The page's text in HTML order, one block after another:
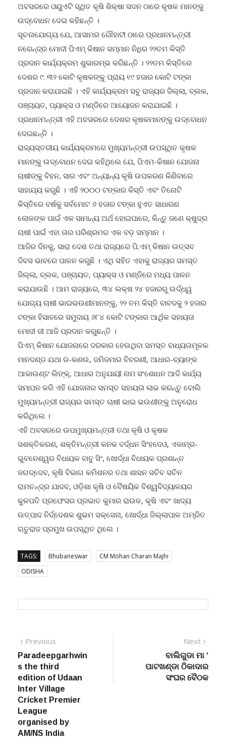
ଅବସରରେ ଓୟୁଏଟି ସ୍ଥିତ କୃଷି ଶିକ୍ଷା ସଦନ ଠାରେ କୃଷକ ମାନଙ୍କୁ
ଉଦ୍ବୋଧନ ଦେଇ କହିଛନ୍ତି ।
ସୂଚନାଯୋଗ୍ୟ ଯେ, ଆସାମର ଗୌହାଟୀ ଠାରେ ପ୍ରଧାନମନ୍ତ୍ରୀ
ନରେନ୍ଦ୍ର ମୋଦୀ ପିଏମ୍ କିଷାନ ସମ୍ମାନ ନିଧିର ୨୨ତମ କିସ୍ତି
ପ୍ରଦାନ କାର୍ଯ୍ୟକ୍ରମ ଶୁଭାରମ୍ଭ କରିଛନ୍ତି । ୨୨ତମ କିସ୍ତିରେ
ଦେଶର ୯. ୩୨ କୋଟି କୃଷକଙ୍କୁ ପ୍ରାୟ ୧୯ ହଜାର କୋଟି ଟଙ୍କା
ପ୍ରଦାନ କରାଯାଇଛି । ଏହି କାର୍ଯ୍ୟକ୍ରମ ସବୁ ରାଜ୍ୟର ଜିଲ୍ଲା, ବ୍ଲକ,
ପଞ୍ଚାୟତ, ପ୍ୟାକ୍ସ ଓ ମଣ୍ଡିରେ ଆୟୋଜନ କରାଯାଇଛି ।
ପ୍ରଧାନମନ୍ତ୍ରୀ ଏହି ଅବସରରେ ଦେଶର କୃଷକମାନଙ୍କୁ ଉଦ୍ବୋଧନ
ଦେଇଛନ୍ତି ।
ରାଜ୍ୟସ୍ତରୀୟ କାର୍ଯ୍ୟକ୍ରମରେ ମୁଖ୍ୟମନ୍ତ୍ରୀ ଉପସ୍ଥିତ କୃଷକ
ମାନଙ୍କୁ ଉଦ୍ବୋଧନ ଦେଇ କହିଥିଲେ ଯେ, ପିଏମ-କିଷାନ ଯୋଜନା
ଚାଷୀଙ୍କୁ ବିହନ, ସାର ଏବଂ ଅନ୍ୟାନ୍ୟ କୃଷି ଉପକରଣ କିଣିବାରେ
ସାହାଯ୍ୟ କରୁଛି । ଏହି ୨୦୦୦ ଟଙ୍କାର କିସ୍ତି ଏବଂ ତିନୋଟି
କିସ୍ତିରେ ବର୍ଷକୁ ସର୍ବମୋଟ ୬ ହଜାର ଟଙ୍କା ହୁଏତ ସାଧାରଣ
ଲୋକଙ୍କ ପାଇଁ ଏକ ସାମାନ୍ୟ ଅର୍ଥ ହୋଇପାରେ, କିନ୍ତୁ ଜଣେ କ୍ଷୁଦ୍ର
ଚାଷୀ ପାଇଁ ଏହା ତାର ପରିଶ୍ରମର ଏକ ବଡ଼ ସମ୍ମାନ ।
ଆଜିର ଦିନକୁ, ସାରା ଦେଶ ତଥା ରାଜ୍ୟରେ ପି.ଏମ୍ କିଷାନ ଉତ୍ସବ
ଦିବସ ଭାବରେ ପାଳନ କରୁଛି । ଏଥି ସହିତ ଏହାକୁ ରାଜ୍ୟର ସମସ୍ତ
ଜିଲ୍ଲା, ବ୍ଲକ, ପଞ୍ଚାୟତ, ପ୍ୟାକ୍ସ ଓ ମଣ୍ଡିରେ ମଧ୍ୟ ପାଳନ
କରାଯାଉଛି । ଆମ ରାଜ୍ୟରେ, ୩୪ ଲକ୍ଷ ୨୪ ହଜାରରୁ ଉର୍ଦ୍ଧ୍ୱ
ଯୋଗ୍ୟ ଚାଷୀ ଭାଇଭଉଣୀମାନଙ୍କୁ, ୨୨ ତମ କିସ୍ତି ବାବଦକୁ ୨ ହଜାର
ଟଙ୍କା ହିସାବରେ ସମୁଦାୟ ୬୮୪ କୋଟି ଟଙ୍କାର ଆର୍ଥିକ ସହାୟତା
ମୋଦୀ ଜୀ ଆଜି ପ୍ରଦାନ କରୁଛନ୍ତି ।
ପିଏମ୍ କିଷାନ ଯୋଜନାରେ ଦରକାର ହେଉଥିବା ସମସ୍ତ ବାଧ୍ୟତାମୂଳକ
ମାନଦଣ୍ଡ ଯଥା ର-କଣଉ, ଜମିଜମାର ବିବରଣୀ, ଆଧାର-ବ୍ୟାଙ୍କ
ଆକାଉଣ୍ଟ ଲିଙ୍କ୍, ଆଧାର ଅନୁଯାୟୀ ନାମ ସଂଶୋଧନ ଆଦି କାର୍ଯ୍ୟ
ସମାପନ କରି ଏହି ଯୋଜନାର ସମସ୍ତ ସହାୟତା ଲାଭ କରନ୍ତୁ ବୋଲି
ମୁଖ୍ୟମନ୍ତ୍ରୀ ରାଜ୍ୟର ସମସ୍ତ ଚାଷୀ ଭାଇ ଭଉଣୀଙ୍କୁ ଅନୁରୋଧ
କରିଥିଲେ ।
ଏହି ଅବସରରେ ଉପମୁଖ୍ୟମନ୍ତ୍ରୀ ତଥା କୃଷି ଓ କୃଷକ
ସଶକ୍ତିକରଣ, ଶକ୍ତିମନ୍ତ୍ରୀ କନକ ବର୍ଦ୍ଧନ ସିଂହଦେଓ, ଏକାମ୍ର-
ଭୁବନେଶ୍ୱର ବିଧାୟକ ବାବୁ ସିଂ, ଖୋର୍ଦ୍ଧା ବିଧାୟକ ପ୍ରଶାନ୍ତ
ଜଗଦ୍ଦେବ, କୃଷି ବିଭାଗ କମିଶନର ତଥା ଶାସନ ସଚିବ ସଚିନ
ରାମଚନ୍ଦ୍ର ଯାଦବ, ଓଡ଼ିଶା କୃଷି ଓ ବୈଷୟିକ ବିଶ୍ୱବିଦ୍ୟାଳୟର
କୁଳପତି ପ୍ରଫେସର ପ୍ରଭାତ କୁମାର ରାଉଳ, କୃଷି ଏବଂ ଖାଦ୍ୟ
ଉତ୍ପାଦ ନିର୍ଦ୍ଦେଶକ ଶୁଭମ ସକ୍ସେନା, ଖୋର୍ଦ୍ଧା ଜିଲ୍ଲାପାଳ ଅମ୍ରିତ
ୠତୁରାଜ ପ୍ରମୁଖ ଉପସ୍ଥିତ ଥିଲେ ।
TAGS: Bhubaneswar
CM Mohan Charan Majhi
ODISHA
Post
navigation
Previous
post:
Paradeepgarhwin
s the third
edition of Udaan
Inter Village
Cricket Premier
League
organised by
AM/NS India
Next
post:
ବାଲିଗୁଡା ମା ‘
ପାଟଖଣ୍ଡା ଠିକାଦାର
ସଂଘର ବୈଠକ